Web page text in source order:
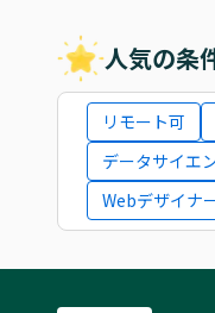
人気の条
リモート可
データサイエ
Webデザイナ